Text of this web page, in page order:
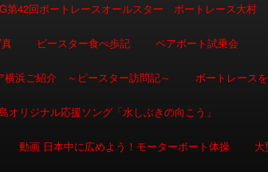
42回ボートレースオールスター ボートレース大村
ピースター食べ歩記 ペアボート試乗会
横浜ご紹介 ～ピースター訪問記～ ボートレース
オリジナル応援ソング「水しぶきの向こう」
動画 日本中に広めよう！モーターボート体操